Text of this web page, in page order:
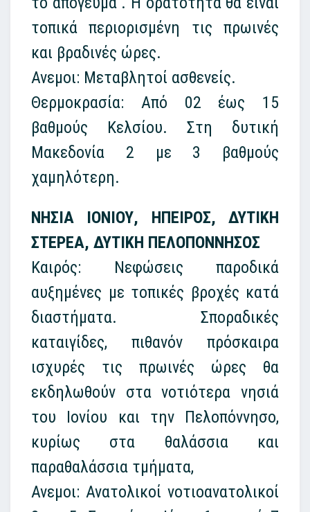
τοπικά περιορισμένη τις πρωινές
και βραδινές ώρες.
Ανεμοι: Μεταβλητοί ασθενείς.
Θερμοκρασία: Από 02 έως 15
βαθμούς Κελσίου. Στη δυτική
Μακεδονία 2 με 3 βαθμούς
χαμηλότερη.
ΝΗΣΙΑ ΙΟΝΙΟΥ, ΗΠΕΙΡΟΣ, ΔΥΤΙΚΗ
ΣΤΕΡΕΑ, ΔΥΤΙΚΗ ΠΕΛΟΠΟΝΝΗΣΟΣ
Καιρός: Νεφώσεις παροδικά
αυξημένες με τοπικές βροχές κατά
διαστήματα. Σποραδικές
καταιγίδες, πιθανόν πρόσκαιρα
ισχυρές τις πρωινές ώρες θα
εκδηλωθούν στα νοτιότερα νησιά
του Ιονίου και την Πελοπόννησο,
κυρίως στα θαλάσσια και
παραθαλάσσια τμήματα,
Ανεμοι: Ανατολικοί νοτιοανατολικοί